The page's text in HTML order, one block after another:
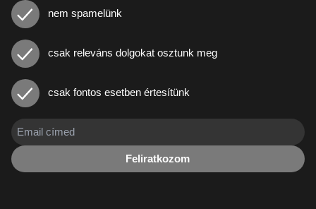
nem spamelünk
csak releváns dolgokat osztunk meg
csak fontos esetben értesítünk
Feliratkozom